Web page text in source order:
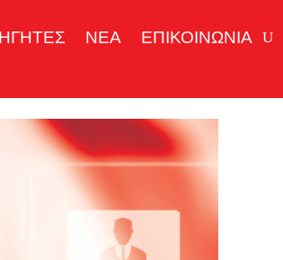
ΝΕΑ ΕΠΙΚΟΙΝΩΝΙΑ